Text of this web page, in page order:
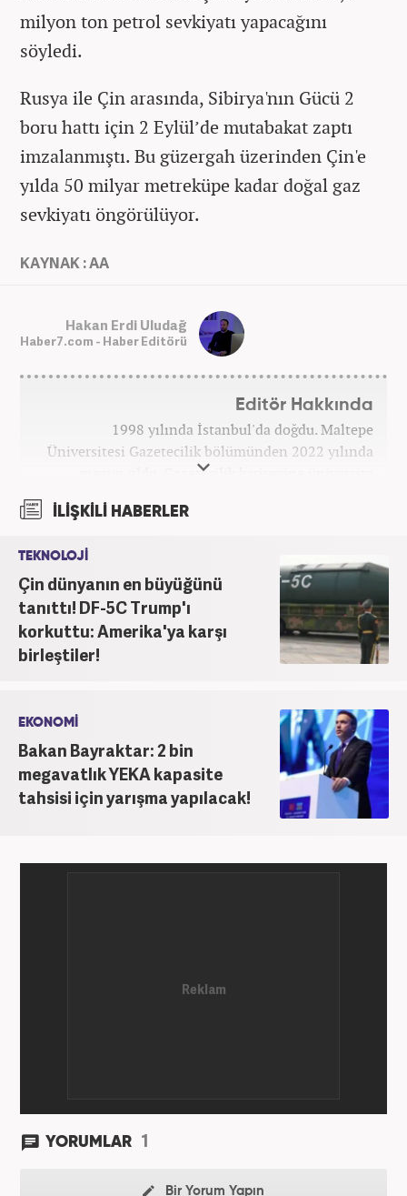
milyon ton petrol sevkiyatı yapacağını
söyledi.
Rusya ile Çin arasında, Sibirya'nın Gücü 2
boru hattı için 2 Eylül’de mutabakat zaptı
imzalanmıştı. Bu güzergah üzerinden Çin'e
yılda 50 milyar metreküpe kadar doğal gaz
sevkiyatı öngörülüyor.
KAYNAK : AA
Hakan Erdi Uludağ
Haber7.com - Haber Editörü
Editör Hakkında
1998 yılında İstanbul'da doğdu. Maltepe
Üniversitesi Gazetecilik bölümünden 2022 yılında
mezun oldu. Gazetecilik kariyerine üniversite
Gazetecilik kariyerini sürdürüyor. Meslek hayatına
'Editör' olarak devam ediyor.
İLİŞKİLİ HABERLER
TEKNOLOJİ
Çin dünyanın en büyüğünü
tanıttı! DF-5C Trump'ı
korkuttu: Amerika'ya karşı
birleştiler!
EKONOMİ
Bakan Bayraktar: 2 bin
megavatlık YEKA kapasite
tahsisi için yarışma yapılacak!
YORUMLAR 1
Bir Yorum Yapın